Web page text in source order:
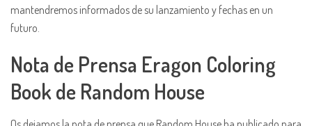
mantendremos informados de su lanzamiento y fechas en un
futuro.
Nota de Prensa Eragon Coloring
Book de Random House